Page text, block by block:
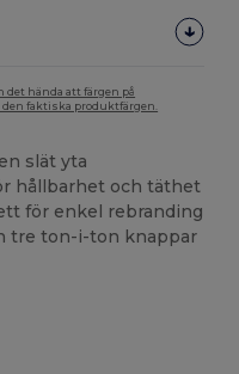
det hända att färgen på
faktiska produktfärgen.
slät yta
hållbarhet och täthet
för enkel rebranding
tre ton-i-ton knappar